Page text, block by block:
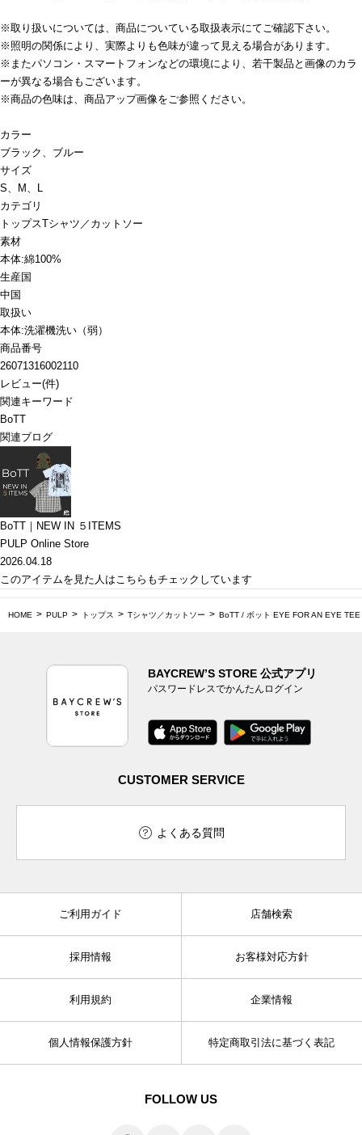
※取り扱いについては、商品についている取扱表示にてご確認下さい。
※照明の関係により、実際よりも色味が違って見える場合があります。
※またパソコン・スマートフォンなどの環境により、若干製品と画像のカラ
ーが異なる場合もございます。
※商品の色味は、商品アップ画像をご参照ください。
カラー
ブラック、ブルー
サイズ
S、M、L
カテゴリ
トップスTシャツ／カットソー
素材
本体:綿100%
生産国
中国
取扱い
本体:洗濯機洗い（弱）
商品番号
26071316002110
レビュー(件)
関連キーワード
BoTT
関連ブログ
BoTT｜NEW IN ５ITEMS
PULP Online Store
2026.04.18
このアイテムを見た人はこちらもチェックしています
HOME PULP トップス Tシャツ／カットソー BoTT / ボット EYE FOR AN EYE TEE
BAYCREW’S STORE 公式アプリ
パスワードレスでかんたんログイン
CUSTOMER SERVICE
よくある質問
ご利用ガイド 店舗検索
採用情報 お客様対応方針
利用規約 企業情報
個人情報保護方針 特定商取引法に基づく表記
FOLLOW US